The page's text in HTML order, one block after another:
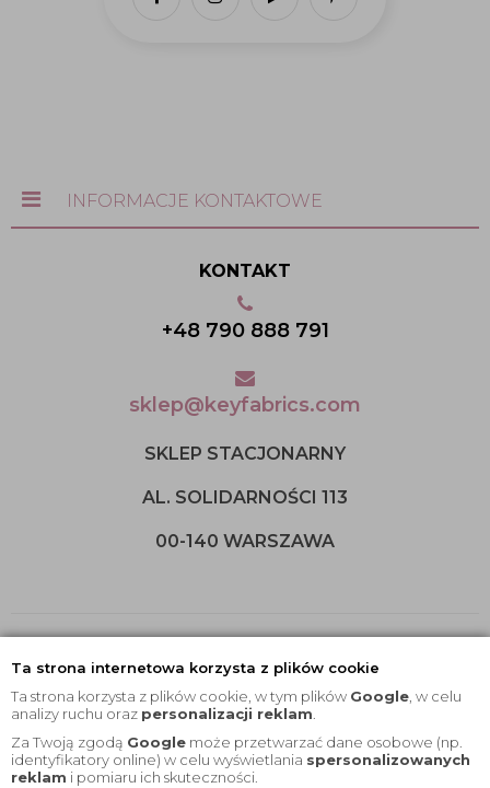
Ta strona internetowa korzysta z plików cookie
Ta strona korzysta z plików cookie, w tym plików Google , w celu
analizy ruchu oraz personalizacji reklam
Za Twoją zgodą Google może przetwarzać dane osobowe (np.
identyfikatory online) w celu wyświetlania spersonalizowanych
reklam i pomiaru ich skuteczności.
INFORMACJE KONTAKTOWE
KONTAKT
+48 790 888 791
sklep@keyfabrics.com
SKLEP STACJONARNY
AL. SOLIDARNOŚCI 113
00-140 WARSZAWA
2020 © Wszelkie Prawa Zastrzeżone |